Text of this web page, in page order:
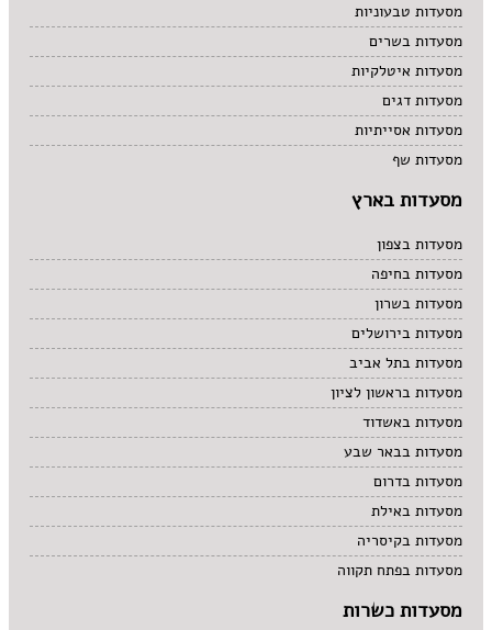
מסעדות טבעוניות
מסעדות בשרים
מסעדות איטלקיות
מסעדות דגים
מסעדות אסייתיות
מסעדות שף
מסעדות בארץ
מסעדות בצפון
מסעדות בחיפה
מסעדות בשרון
מסעדות בירושלים
מסעדות בתל אביב
מסעדות בראשון לציון
מסעדות באשדוד
מסעדות בבאר שבע
מסעדות בדרום
מסעדות באילת
מסעדות בקיסריה
מסעדות בפתח תקווה
מסעדות כשרות